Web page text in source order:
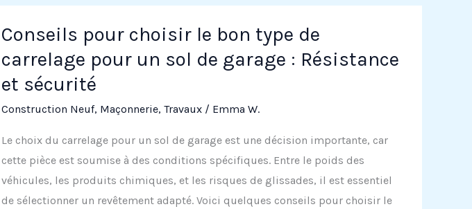
de
maçonnerie
les
murs
porteurs
Conseils pour choisir le bon type de
carrelage pour un sol de garage : Résistance
et sécurité
Construction Neuf, Maçonnerie, Travaux / Emma W.
Le choix du carrelage pour un sol de garage est une décision importante, car
cette pièce est soumise à des conditions spécifiques. Entre le poids des
véhicules, les produits chimiques, et les risques de glissades, il est essentiel
de sélectionner un revêtement adapté. Voici quelques conseils pour choisir le